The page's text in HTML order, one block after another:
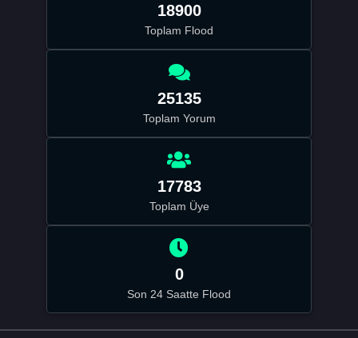
18900
Toplam Flood
25135
Toplam Yorum
17783
Toplam Üye
0
Son 24 Saatte Flood